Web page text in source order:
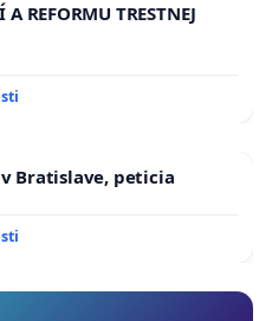
REFORMU TRESTNEJ
Bratislave, peticia